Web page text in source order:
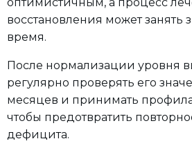
восстановления может занять
время.
После нормализации уровня
регулярно проверять его
месяцев и принимать
чтобы предотвратить
дефицита.